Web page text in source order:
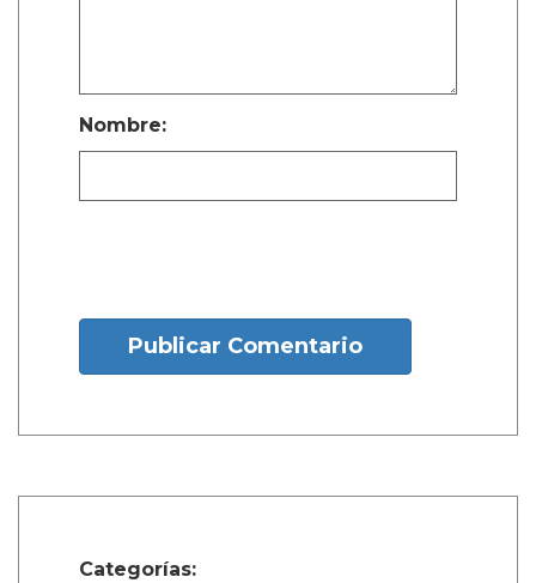
Nombre:
Publicar Comentario
Categorías: